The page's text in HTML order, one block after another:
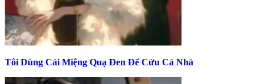
Tôi Dùng Cái Miệng Quạ Đen Để Cứu Cả Nhà